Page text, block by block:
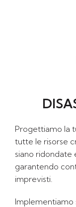
Progettiamo la
tutte le risorse
siano ridondate
garantendo
imprevisti.
Implementiamo